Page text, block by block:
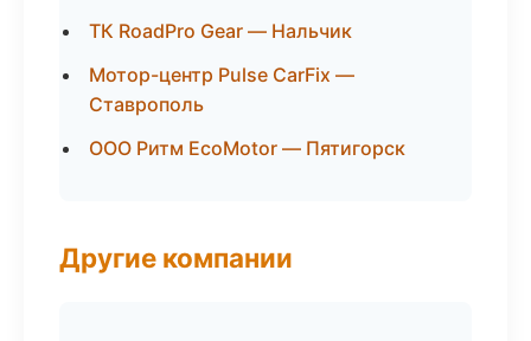
ТК RoadPro Gear — Нальчик
Мотор-центр Pulse CarFix —
Ставрополь
ООО Ритм EcoMotor — Пятигорск
Другие компании